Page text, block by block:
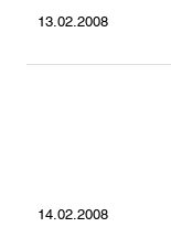
13.02.2008
14.02.2008